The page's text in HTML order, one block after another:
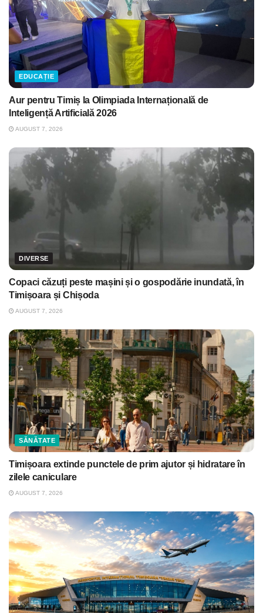
EDUCAȚIE
Aur pentru Timiș la Olimpiada Internațională de
Inteligență Artificială 2026
AUGUST 7, 2026
DIVERSE
Copaci căzuți peste mașini și o gospodărie inundată, în
Timișoara și Chișoda
AUGUST 7, 2026
SĂNĂTATE
Timișoara extinde punctele de prim ajutor și hidratare în
zilele caniculare
AUGUST 7, 2026